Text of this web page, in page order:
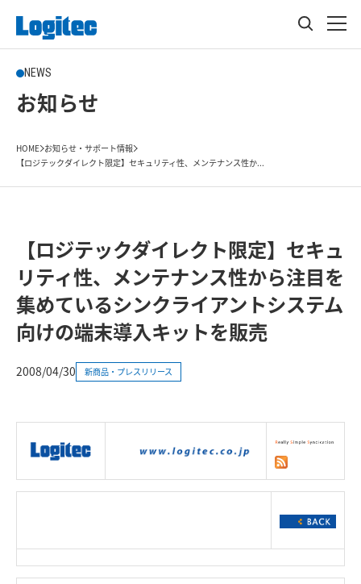
NEWS
お知らせ
HOME お知らせ・サポート情報
【ロジテックダイレクト限定】セキュリティ性、メンテナンス性か...
【ロジテックダイレクト限定】セキュ
リティ性、メンテナンス性から注目を
集めているシンクライアントシステム
向けの端末導入キットを販売
2008/04/30 新商品・プレスリリース